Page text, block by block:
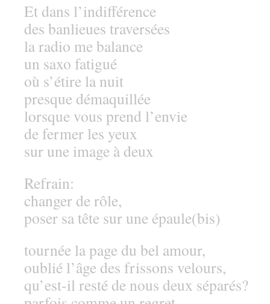
Et dans l’indifférence
des banlieues traversées
la radio me balance
un saxo fatigué
où s’étire la nuit
presque démaquillée
lorsque vous prend l’envie
de fermer les yeux
sur une image à deux
Refrain:
changer de rôle,
poser sa tête sur une épaule(bis)
tournée la page du bel amour,
oublié l’âge des frissons velours,
qu’est-il resté de nous deux séparés?